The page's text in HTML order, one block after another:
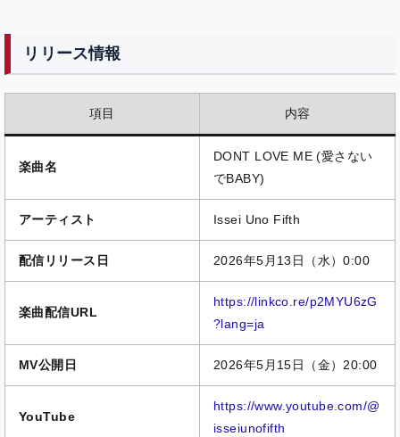
リリース情報
項目 内容
楽曲名
DONT LOVE ME (愛さない
でBABY)
アーティスト Issei Uno Fifth
配信リリース日 2026年5月13日（水）0:00
楽曲配信URL
https://linkco.re/p2MYU6zG
?lang=ja
MV公開日 2026年5月15日（金）20:00
YouTube
https://www.youtube.com/@
isseiunofifth